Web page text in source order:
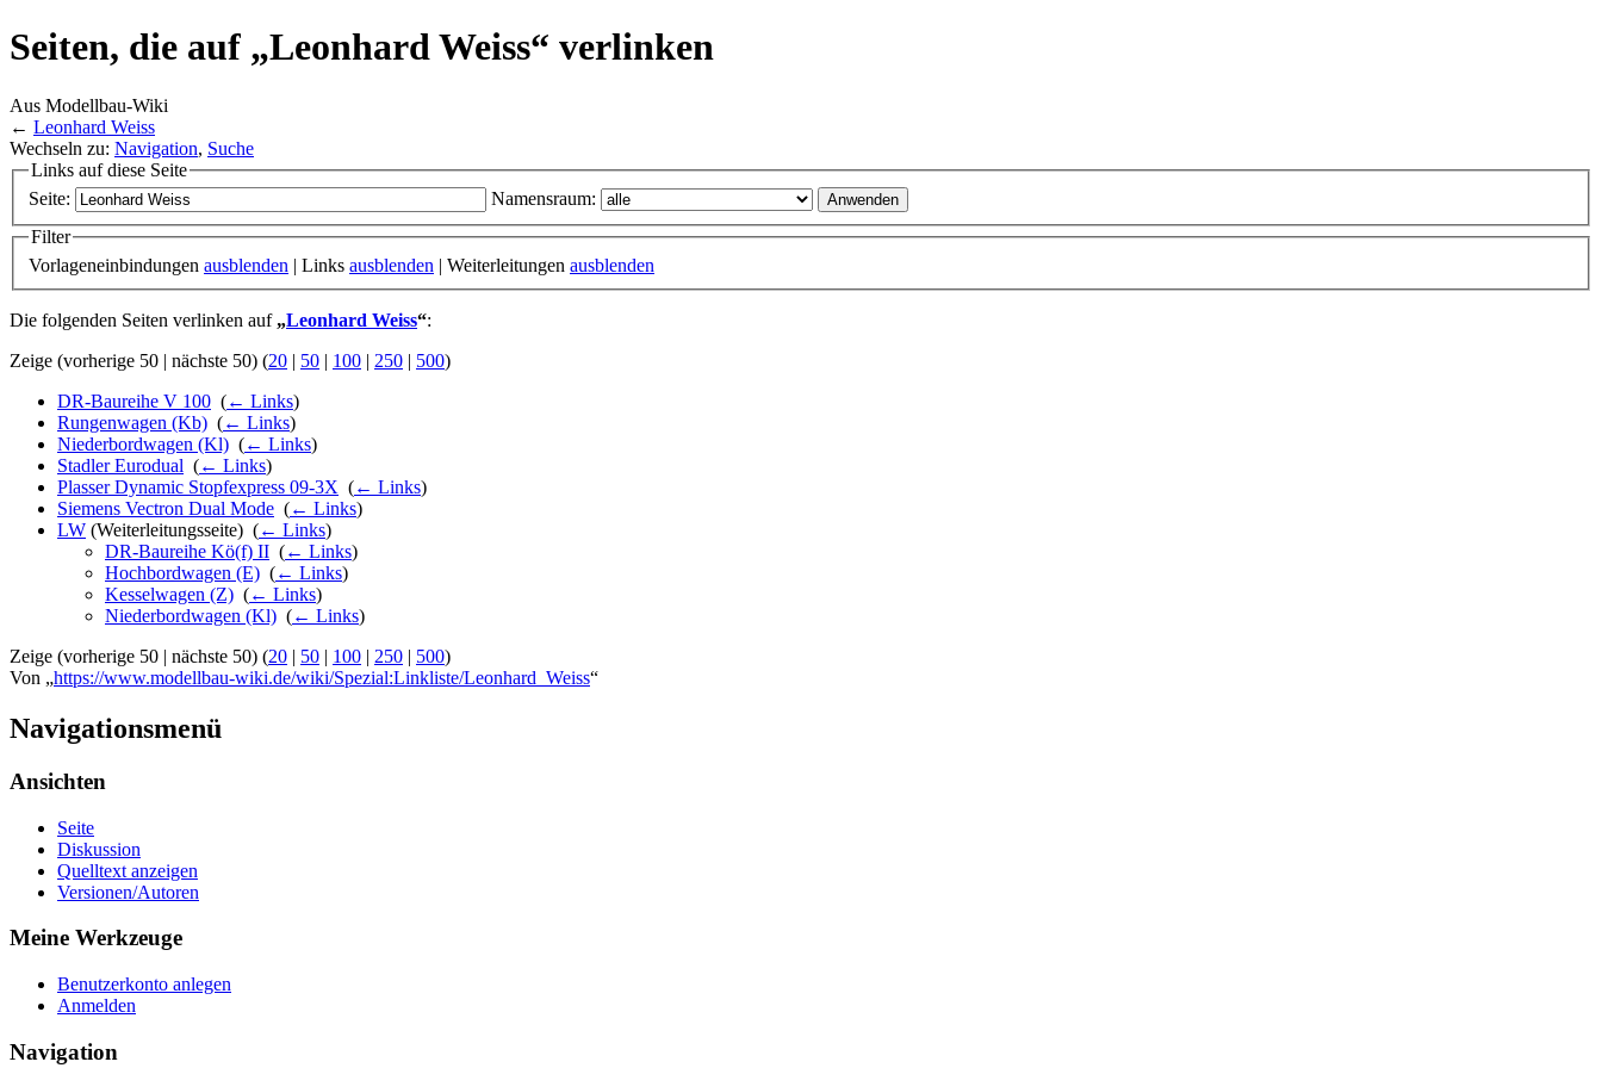
Seiten, die auf „Leonhard Weiss“ verlinken
Aus Modellbau-Wiki
← Leonhard Weiss
Wechseln zu: Navigation, Suche
Links auf diese Seite
Seite:
Namensraum:
Filter
Vorlageneinbindungen ausblenden | Links ausblenden | Weiterleitungen ausblenden
Die folgenden Seiten verlinken auf „Leonhard Weiss“:
Zeige (vorherige 50 | nächste 50) (20 | 50 | 100 | 250 | 500)
DR-Baureihe V 100 (← Links)
Rungenwagen (Kb) (← Links)
Niederbordwagen (Kl) (← Links)
Stadler Eurodual (← Links)
Plasser Dynamic Stopfexpress 09-3X (← Links)
Siemens Vectron Dual Mode (← Links)
LW (Weiterleitungsseite) ‎ (← Links)
DR-Baureihe Kö(f) II (← Links)
Hochbordwagen (E) (← Links)
Kesselwagen (Z) (← Links)
Niederbordwagen (Kl) (← Links)
Zeige (vorherige 50 | nächste 50) (20 | 50 | 100 | 250 | 500)
Von „https://www.modellbau-wiki.de/wiki/Spezial:Linkliste/Leonhard_Weiss“
Navigationsmenü
Ansichten
Seite
Diskussion
Quelltext anzeigen
Versionen/Autoren
Meine Werkzeuge
Benutzerkonto anlegen
Anmelden
Navigation